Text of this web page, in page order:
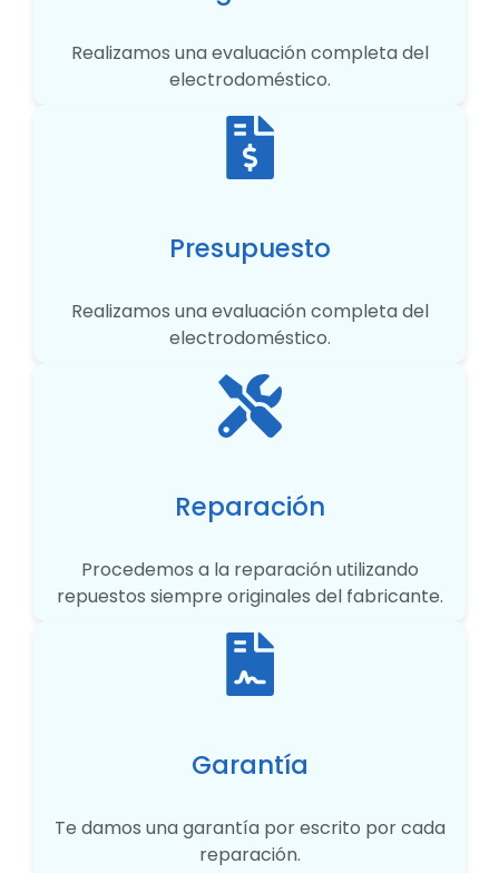
Realizamos una evaluación completa del
electrodoméstico.
Presupuesto
Realizamos una evaluación completa del
electrodoméstico.
Reparación
Procedemos a la reparación utilizando
repuestos siempre originales del fabricante.
Garantía
Te damos una garantía por escrito por cada
reparación.